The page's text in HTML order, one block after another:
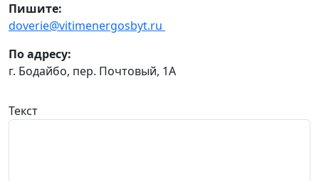
Пишите:
doverie@vitimenergosbyt.ru
По адресу:
г. Бодайбо, пер. Почтовый, 1А
Текст